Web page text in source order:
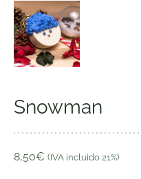
Snowman
8,50€ (IVA incluido 21%)